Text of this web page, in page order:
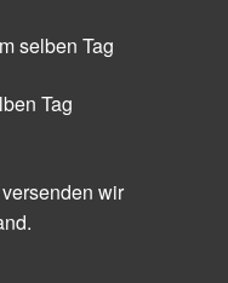
selben Tag
Tag
wir